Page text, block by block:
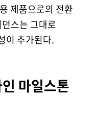
제품으로의 전환
스는 그대로
이 추가된다.
마일스톤